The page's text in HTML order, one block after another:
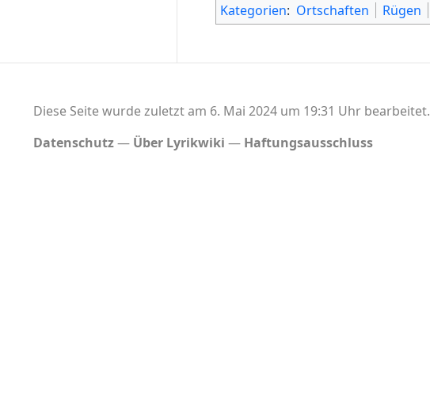
Kategorien: Ortschaften Rügen
Diese Seite wurde zuletzt am 6. Mai 2024 um 19:31 Uhr bearbeitet.
Datenschutz
Über Lyrikwiki Haftungsausschluss